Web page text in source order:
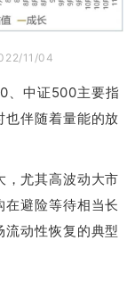
11/04
、中证500主要指
伴随着量能的放
，尤其高波动大市
避险等待相当长
动性恢复的典型